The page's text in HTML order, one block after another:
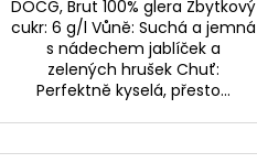
DOCG, Brut 100% glera Zbytkový
cukr: 6 g/l Vůně: Suchá a jemná
s nádechem jablíček a
zelených hrušek Chuť:
Perfektně kyselá, přesto...